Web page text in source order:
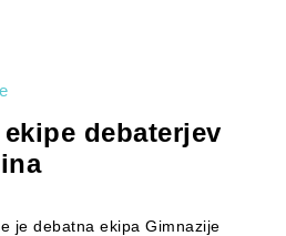
debaterjev
je debatna ekipa Gimnazije